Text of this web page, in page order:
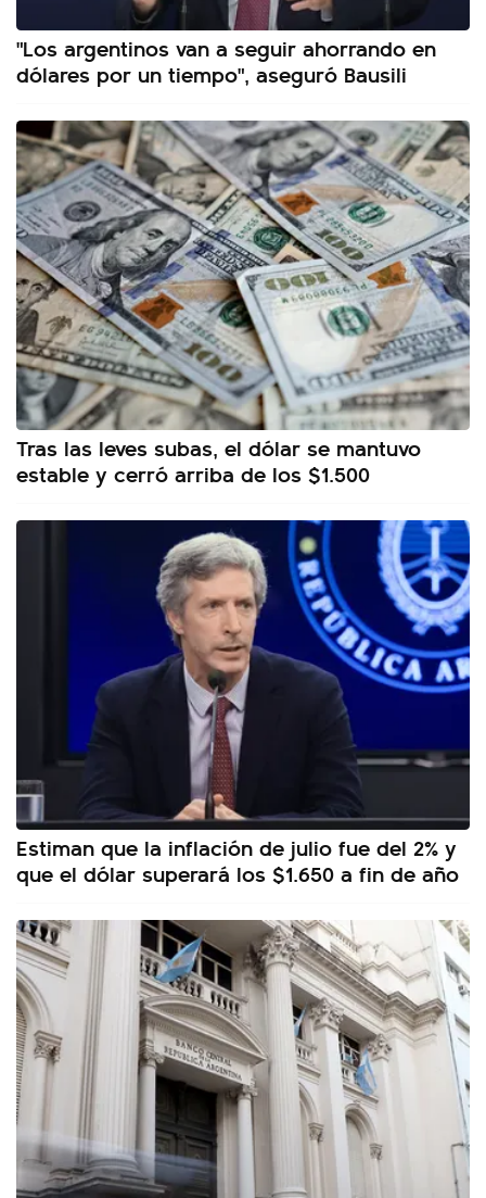
"Los argentinos van a seguir ahorrando en
dólares por un tiempo", aseguró Bausili
Tras las leves subas, el dólar se mantuvo
estable y cerró arriba de los $1.500
Estiman que la inflación de julio fue del 2% y
que el dólar superará los $1.650 a fin de año